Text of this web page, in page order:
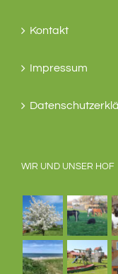
Kontakt
Impressum
WIR UND UNSER HOF